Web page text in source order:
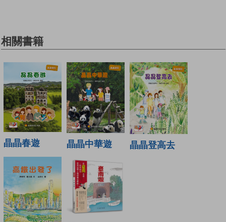
相關書籍
晶晶春遊 晶晶中華遊 晶晶登高去